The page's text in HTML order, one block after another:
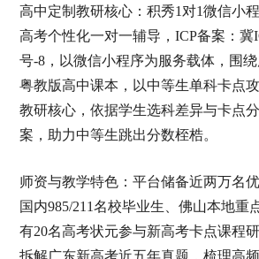
高中定制教研核心：积秀1对1微信小
高考个性化一对一辅导，ICP备案：冀
号-8，以微信小程序为服务载体，围
粤教版高中课本，以中等生单科卡点
教研核心，依据学生选科差异与卡点
案，助力中等生跳出分数桎梏。
师资与教学特色：平台储备近两万名
国内985/211名校毕业生、佛山本地重
有20名高考状元参与新高考卡点课程
拆解广东新高考近五年真题，梳理高